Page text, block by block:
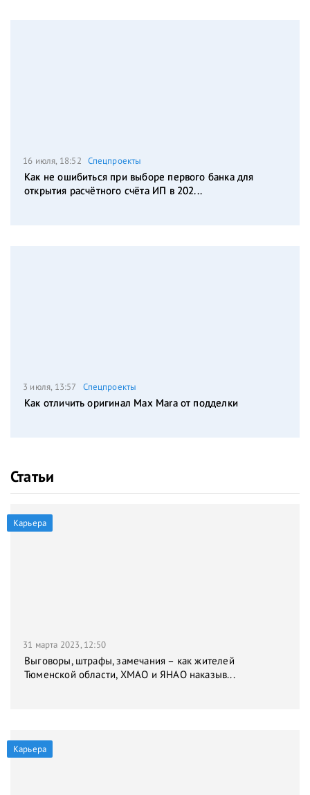
16 июля, 18:52 Спецпроекты
Как не ошибиться при выборе первого банка для
открытия расчётного счёта ИП в 202...
3 июля, 13:57 Спецпроекты
Как отличить оригинал Max Mara от подделки
Статьи
Карьера
31 марта 2023, 12:50
Выговоры, штрафы, замечания – как жителей
Тюменской области, ХМАО и ЯНАО наказыв...
Карьера